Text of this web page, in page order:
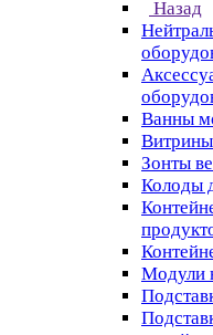
Назад
Ванны
Зонты
Колоды
Модули